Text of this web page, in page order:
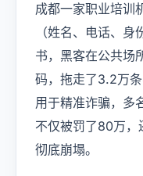
成都一家职业培训
（姓名、电话、
书，黑客在公共场
码，拖走了3.2万
用于精准诈骗，多
不仅被罚了80万，
彻底崩塌。